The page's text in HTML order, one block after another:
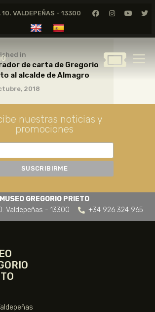
10. VALDEPEÑAS - 13300
MUSEO
GREGORIO
PRIETO
DE DIBUJO
in
de carta de Gregorio
al alcalde de Almagro
2018
nuestras noticias y
promociones
MUSEO GREGORIO PRIETO
Valdepeñas - 13300
+34 926 324 965